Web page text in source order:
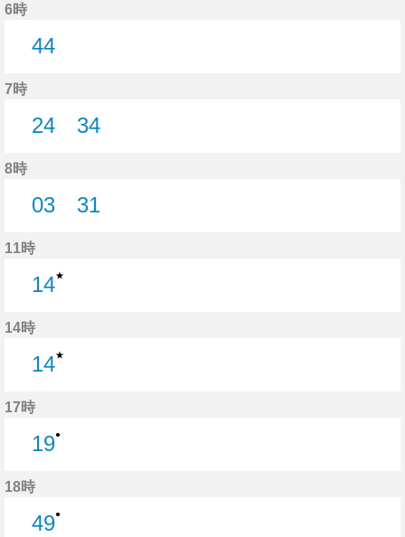
6時
44
7時
24
34
8時
03
31
11時
14★
14時
14★
17時
19●
18時
49●